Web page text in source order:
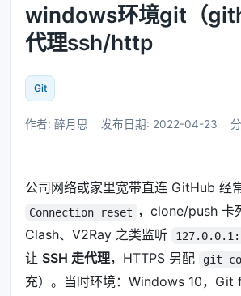
windows环境git（
代理ssh/http
Git
作者: 醉月思 发布日期: 2022-04-23
公司网络或家里宽带直连 GitHub 经
Connection reset ，clone/push 卡
Clash、V2Ray 之类监听
让 SSH 走代理，HTTPS 另配 git
充）。当时环境：Windows 10，Git